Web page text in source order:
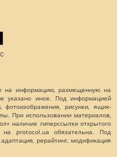
на информацию, размещенную на
указано иное. Под информацией
фотоизображения, рисунки, ящик-
При использовании материалов,
наличие гиперссылки открытого
на protocol.ua обязательна. Под
рерайтинг, модификация